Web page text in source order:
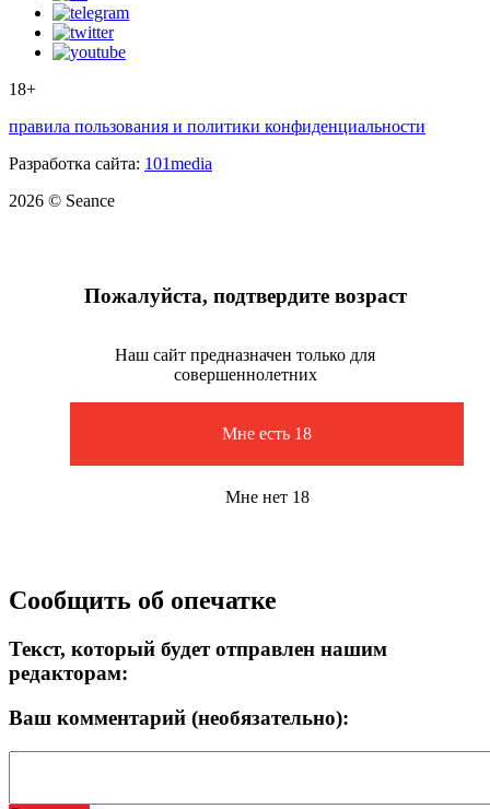
18+
правила пользования и политики конфиденциальности
Разработка сайта: 101media
2026 © Seance
Пожалуйста, подтвердите возраст
Наш сайт предназначен только для
совершеннолетних
Мне есть 18
Мне нет 18
Сообщить об опечатке
Текст, который будет отправлен нашим
редакторам:
Ваш комментарий (необязательно):